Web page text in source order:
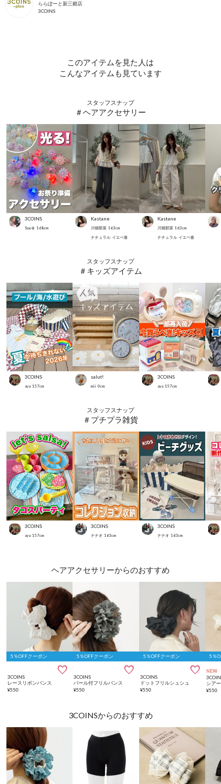
ららぽーと新三郷店
3COINS
このアイテムを見た人は
こんなアイテムも見ています
スタッフスナップ
＃ヘアアクセサリー
3COINS
Suu☺︎ 168cm
Kastane
川畑那菜 163cm
ナチュラル イエベ春
Kastane
川畑那菜 163cm
ナチュラル イエベ春
スタッフスナップ
＃キッズアイテム
3COINS
aya 157cm
salut!
mii 0cm
3COINS
aya 157cm
スタッフスナップ
＃プチプラ雑貨
3COINS
aya 157cm
3COINS
ナナオ 163cm
3COINS
ナナオ 163cm
ヘアアクセサリーからのおすすめ
5％OFFクーポン

3COINS
レースリボンバンス
¥550
5％OFFクーポン

3COINS
パール付フリルバンス
¥550
5％OFFクーポン

3COINS
ドットフリルシュシュ
¥550
5％
NEW
シア
¥550
3COINSからのおすすめ